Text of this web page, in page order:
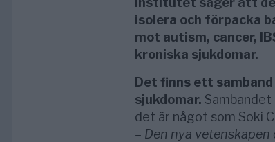
isolera och förpacka
mot autism, cancer,
kroniska sjukdomar.
Det finns ett
sjukdomar.
det är något som Soki
– Den nya